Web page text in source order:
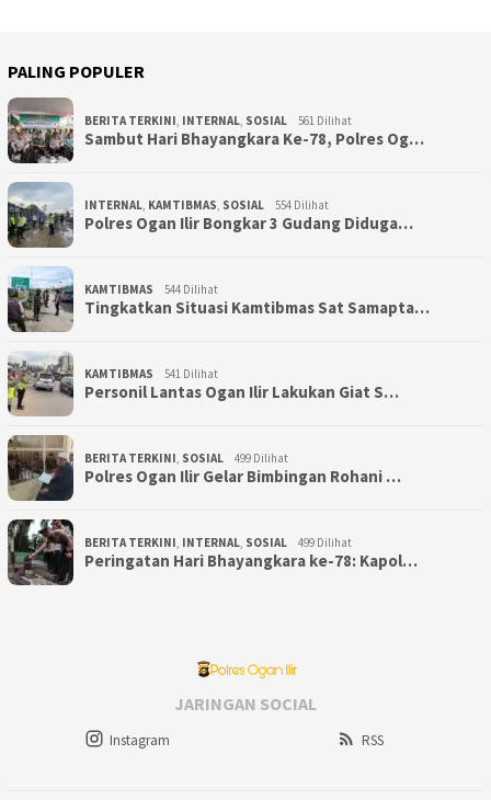
PALING POPULER
BERITA TERKINI, INTERNAL, SOSIAL 561 Dilihat
Sambut Hari Bhayangkara Ke-78, Polres Og…
INTERNAL, KAMTIBMAS, SOSIAL 554 Dilihat
Polres Ogan Ilir Bongkar 3 Gudang Diduga…
KAMTIBMAS 544 Dilihat
Tingkatkan Situasi Kamtibmas Sat Samapta…
KAMTIBMAS 541 Dilihat
Personil Lantas Ogan Ilir Lakukan Giat S…
BERITA TERKINI, SOSIAL 499 Dilihat
Polres Ogan Ilir Gelar Bimbingan Rohani …
BERITA TERKINI, INTERNAL, SOSIAL 499 Dilihat
Peringatan Hari Bhayangkara ke-78: Kapol…
JARINGAN SOCIAL
Instagram RSS